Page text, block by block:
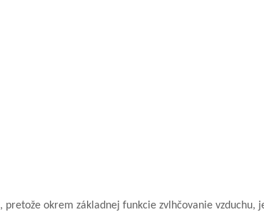
, pretože okrem základnej funkcie zvlhčovanie vzduchu,